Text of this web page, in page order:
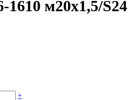
1610 м20х1,5/S24
+